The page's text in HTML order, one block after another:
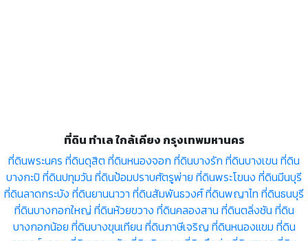
ที่ดิน ทำเล ใกล้เคียง กรุงเทพมหานคร
ที่ดินพระนคร ที่ดินดุสิต ที่ดินหนองจอก ที่ดินบางรัก ที่ดินบางเขน ที่ดิน
บางกะปิ ที่ดินปทุมวัน ที่ดินป้อมปราบศัตรูพ่าย ที่ดินพระโขนง ที่ดินมีนบุรี
ที่ดินลาดกระบัง ที่ดินยานนาวา ที่ดินสัมพันธวงศ์ที่ดินพญาไท ที่ดินธนบุรี
ที่ดินบางกอกใหญ่ ที่ดินห้วยขวาง ที่ดินคลองสาน ที่ดินตลิ่งชัน ที่ดิน
บางกอกน้อย ที่ดินบางขุนเทียน ที่ดินภาษีเจริญ ที่ดินหนองแขม ที่ดิน